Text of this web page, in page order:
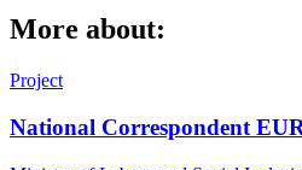
More about:
Project
National Correspondent